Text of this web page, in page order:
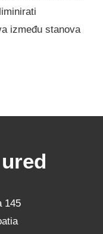
između stanova
145